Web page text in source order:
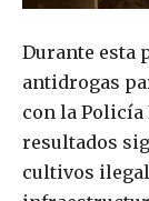
Durante esta
antidrogas
con la
resultados
cultivos